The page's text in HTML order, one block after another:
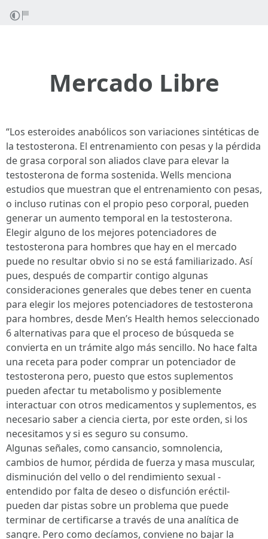
Mercado Libre
“Los esteroides anabólicos son variaciones sintéticas de
la testosterona. El entrenamiento con pesas y la pérdida
de grasa corporal son aliados clave para elevar la
testosterona de forma sostenida. Wells menciona
estudios que muestran que el entrenamiento con pesas,
o incluso rutinas con el propio peso corporal, pueden
generar un aumento temporal en la testosterona.
Elegir alguno de los mejores potenciadores de
testosterona para hombres que hay en el mercado
puede no resultar obvio si no se está familiarizado. Así
pues, después de compartir contigo algunas
consideraciones generales que debes tener en cuenta
para elegir los mejores potenciadores de testosterona
para hombres, desde Men’s Health hemos seleccionado
6 alternativas para que el proceso de búsqueda se
convierta en un trámite algo más sencillo. No hace falta
una receta para poder comprar un potenciador de
testosterona pero, puesto que estos suplementos
pueden afectar tu metabolismo y posiblemente
interactuar con otros medicamentos y suplementos, es
necesario saber a ciencia cierta, por este orden, si los
necesitamos y si es seguro su consumo.
Algunas señales, como cansancio, somnolencia,
cambios de humor, pérdida de fuerza y masa muscular,
disminución del vello o del rendimiento sexual -
entendido por falta de deseo o disfunción eréctil-
pueden dar pistas sobre un problema que puede
terminar de certificarse a través de una analítica de
sangre. Pero como decíamos, conviene no bajar la